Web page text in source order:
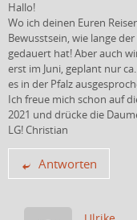
Hallo!
Wo ich deinen Euren
Bewusstsein, wie lange
gedauert hat! Aber auch
erst im Juni, geplant nur
es in der Pfalz
Ich freue mich schon auf
2021 und drücke die
LG! Christian
Antworten